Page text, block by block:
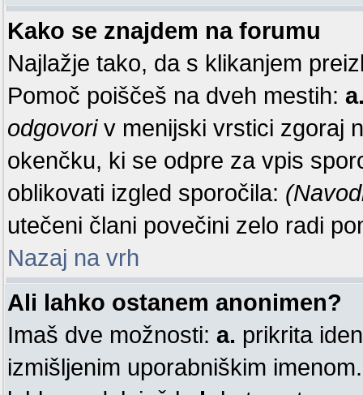
Kako se znajdem na forumu
Najlažje tako, da s klikanjem
Pomoč poiščeš na dveh mestih:
odgovoriv menijski vrstici zgoraj
okenčku, ki se odpre za vpis
oblikovati izgled sporočila:
utečeni člani povečini zelo radi
Nazaj na vrh
Ali lahko ostanem anonimen?
Imaš dve možnosti: a. prikrita
izmišljenim uporabniškim